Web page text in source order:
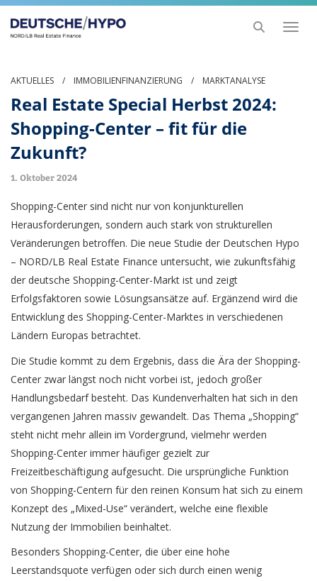
Toggle
AKTUELLES / IMMOBILIENFINANZIERUNG / MARKTANALYSE
Real Estate Special Herbst 2024:
Shopping-Center – fit für die
Zukunft?
1. Oktober 2024
Shopping-Center sind nicht nur von konjunkturellen
Herausforderungen, sondern auch stark von strukturellen
Veränderungen betroffen. Die neue Studie der Deutschen Hypo
– NORD/LB Real Estate Finance untersucht, wie zukunftsfähig
der deutsche Shopping-Center-Markt ist und zeigt
Erfolgsfaktoren sowie Lösungsansätze auf. Ergänzend wird die
Entwicklung des Shopping-Center-Marktes in verschiedenen
Ländern Europas betrachtet.
Die Studie kommt zu dem Ergebnis, dass die Ära der Shopping-
Center zwar längst noch nicht vorbei ist, jedoch großer
Handlungsbedarf besteht. Das Kundenverhalten hat sich in den
vergangenen Jahren massiv gewandelt. Das Thema „Shopping“
steht nicht mehr allein im Vordergrund, vielmehr werden
Shopping-Center immer häufiger gezielt zur
Freizeitbeschäftigung aufgesucht. Die ursprüngliche Funktion
von Shopping-Centern für den reinen Konsum hat sich zu einem
Konzept des „Mixed-Use“ verändert, welche eine flexible
Nutzung der Immobilien beinhaltet.
Besonders Shopping-Center, die über eine hohe
Leerstandsquote verfügen oder sich durch einen wenig